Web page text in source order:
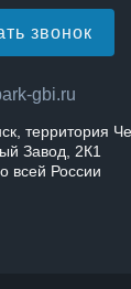
звонок
gbi.ru
территория
Завод, 2К1
всей России